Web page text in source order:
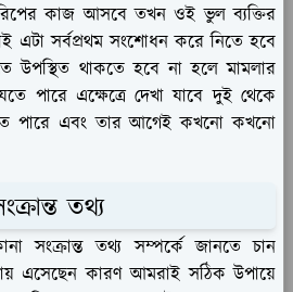
কাজ আসবে তখন ওই ভুল ব্যক্তির
এটা সর্বপ্রথম সংশোধন করে নিতে হবে
থাকতে হবে না হলে মামলার
পারে এক্ষেত্রে দেখা যাবে দুই থেকে
পারে এবং তার আগেই কখনো কখনো
তথ্য
সংক্রান্ত তথ্য সম্পর্কে জানতে চান
এসেছেন কারণ আমরাই সঠিক উপায়ে